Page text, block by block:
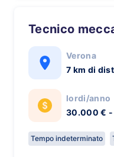
Tecnico
Verona
7 km di
lordi/anno
30.000 €
Tempo indeterminato